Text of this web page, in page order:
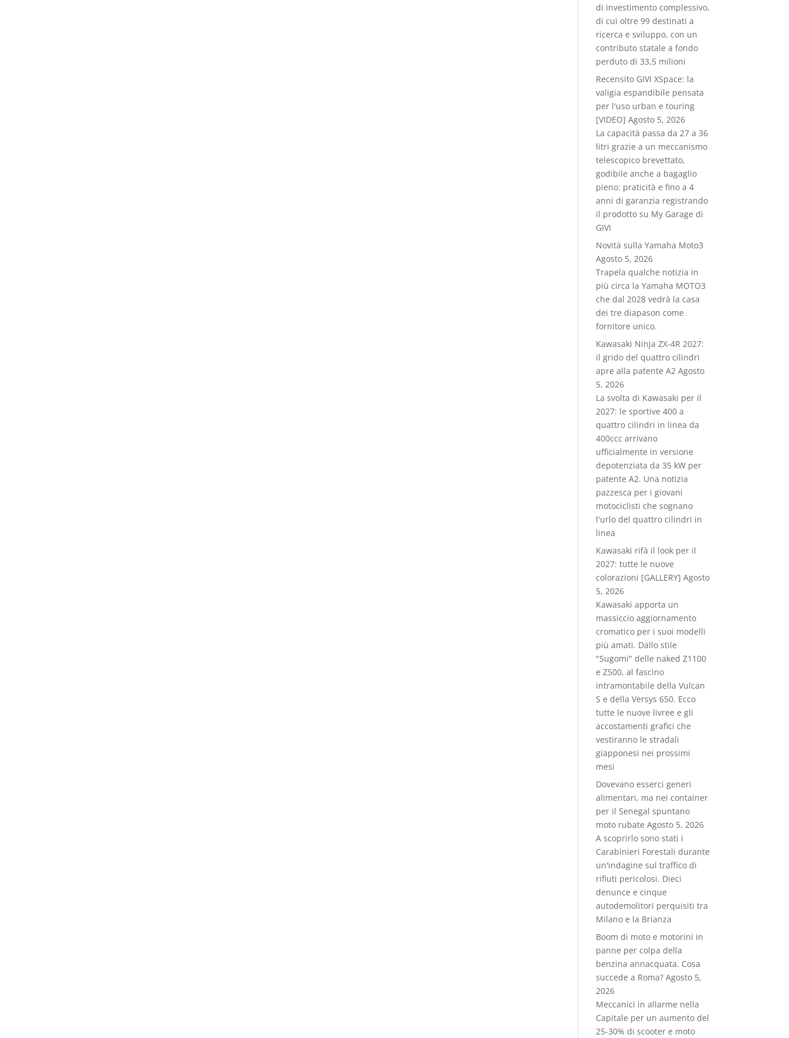
di investimento complessivo,
di cui oltre 99 destinati a
ricerca e sviluppo, con un
contributo statale a fondo
perduto di 33,5 milioni
Recensito GIVI XSpace: la
valigia espandibile pensata
per l'uso urban e touring
[VIDEO] Agosto 5, 2026
La capacità passa da 27 a 36
litri grazie a un meccanismo
telescopico brevettato,
godibile anche a bagaglio
pieno: praticità e fino a 4
anni di garanzia registrando
il prodotto su My Garage di
GIVI
Novità sulla Yamaha Moto3
Agosto 5, 2026
Trapela qualche notizia in
più circa la Yamaha MOTO3
che dal 2028 vedrà la casa
dei tre diapason come
fornitore unico.
Kawasaki Ninja ZX-4R 2027:
il grido del quattro cilindri
apre alla patente A2 Agosto
5, 2026
La svolta di Kawasaki per il
2027: le sportive 400 a
quattro cilindri in linea da
400ccc arrivano
ufficialmente in versione
depotenziata da 35 kW per
patente A2. Una notizia
pazzesca per i giovani
motociclisti che sognano
l'urlo del quattro cilindri in
linea
Kawasaki rifà il look per il
2027: tutte le nuove
colorazioni [GALLERY] Agosto
5, 2026
Kawasaki apporta un
massiccio aggiornamento
cromatico per i suoi modelli
più amati. Dallo stile
"Sugomi" delle naked Z1100
e Z500, al fascino
intramontabile della Vulcan
S e della Versys 650. Ecco
tutte le nuove livree e gli
accostamenti grafici che
vestiranno le stradali
giapponesi nei prossimi
mesi
Dovevano esserci generi
alimentari, ma nei container
per il Senegal spuntano
moto rubate Agosto 5, 2026
A scoprirlo sono stati i
Carabinieri Forestali durante
un'indagine sul traffico di
rifiuti pericolosi. Dieci
denunce e cinque
autodemolitori perquisiti tra
Milano e la Brianza
Boom di moto e motorini in
panne per colpa della
benzina annacquata. Cosa
succede a Roma? Agosto 5,
2026
Meccanici in allarme nella
Capitale per un aumento del
25-30% di scooter e moto